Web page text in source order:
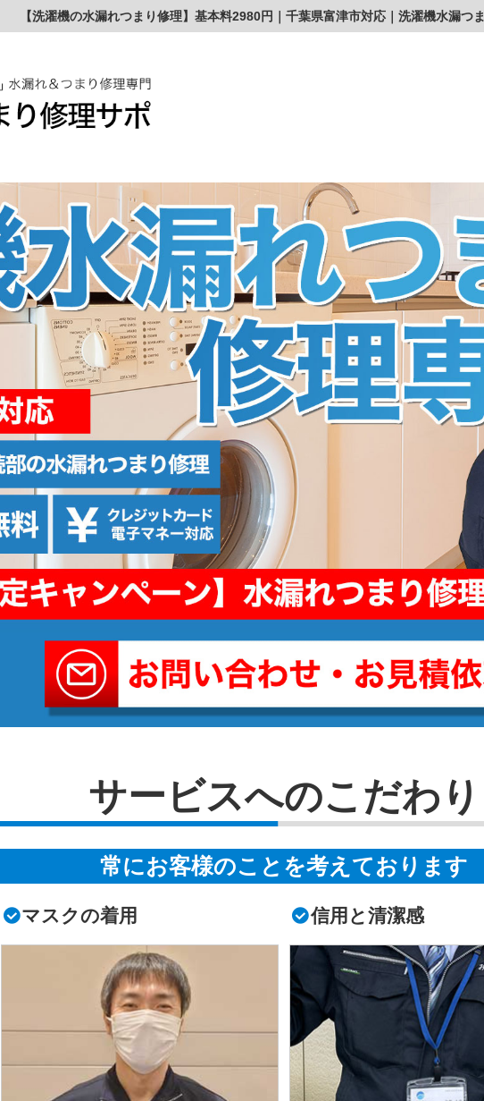
【洗濯機の水漏れつまり修理】基本料2980円｜千葉県富津市対応｜洗濯機水漏つ
サービスへのこだわり
常にお客様のことを考えております
マスクの着用 信用と清潔感